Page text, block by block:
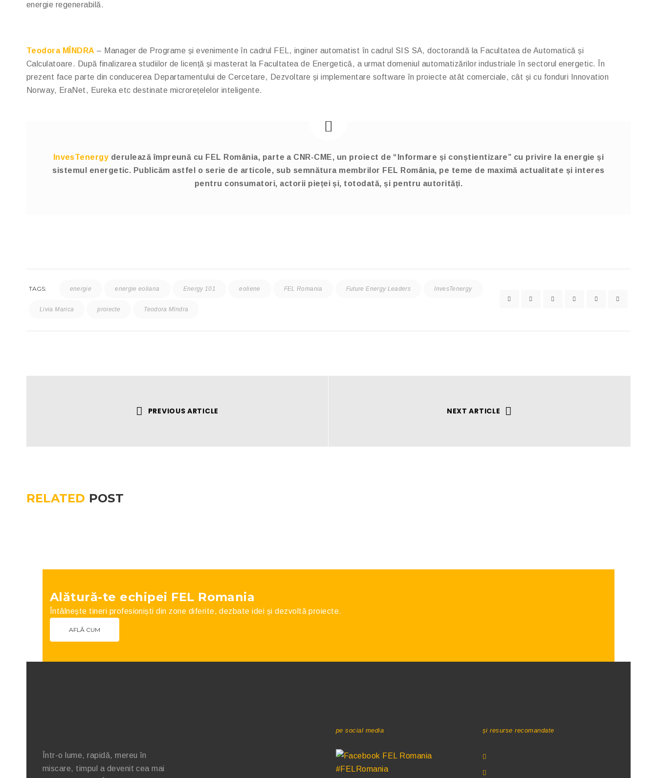
energie regenerabilă.
Teodora MÎNDRA – Manager de Programe și evenimente în cadrul FEL, inginer automatist în cadrul SIS SA, doctorandă la Facultatea de Automatică și
Calculatoare. După finalizarea studiilor de licență și masterat la Facultatea de Energetică, a urmat domeniul automatizărilor industriale în sectorul energetic. În
prezent face parte din conducerea Departamentului de Cercetare, Dezvoltare și implementare software în proiecte atât comerciale, cât și cu fonduri Innovation
Norway, EraNet, Eureka etc destinate microrețelelor inteligente.
InvesTenergy derulează împreună cu FEL România, parte a CNR-CME, un proiect de “Informare și conștientizare” cu privire la energie și
sistemul energetic. Publicăm astfel o serie de articole, sub semnătura membrilor FEL România, pe teme de maximă actualitate și interes
pentru consumatori, actorii pieței și, totodată, și pentru autorități.
TAGS: energie energie eoliana Energy 101 eoliene FEL Romania Future Energy Leaders InvesTenergy
Livia Marica proiecte Teodora Mîndra
PREVIOUS ARTICLE NEXT ARTICLE
RELATED POST
Alătură-te echipei FEL Romania
Întâlnește tineri profesioniști din zone diferite, dezbate idei și dezvoltă proiecte.
AFLĂ CUM
Într-o lume, rapidă, mereu în
miscare, timpul a devenit cea mai
pe social media
#FELRomania
și resurse recomandate